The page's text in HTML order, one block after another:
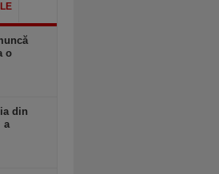
o
din
a